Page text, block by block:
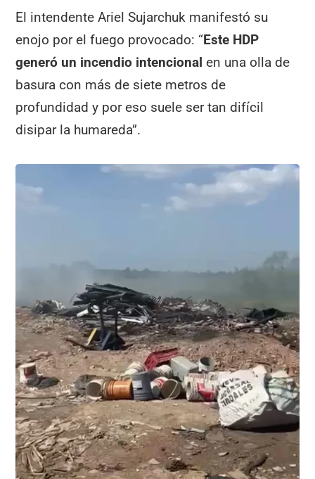
El intendente Ariel Sujarchuk manifestó su
enojo por el fuego provocado: “Este HDP
generó un incendio intencionalen una olla de
basura con más de siete metros de
profundidad y por eso suele ser tan difícil
disipar la humareda”.